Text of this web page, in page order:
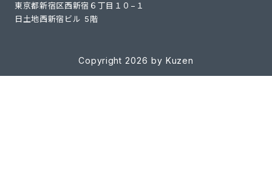
東京都新宿区西新宿６丁目１０−１
日土地西新宿ビル 5階
Copyright 2026 by Kuzen